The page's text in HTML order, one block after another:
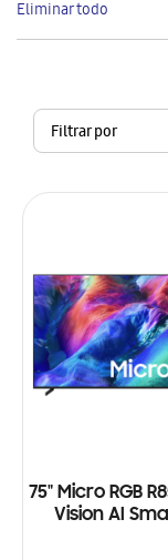
Filtrar por
75" Micro RGB
Vision AI
artículo
Eliminar todo